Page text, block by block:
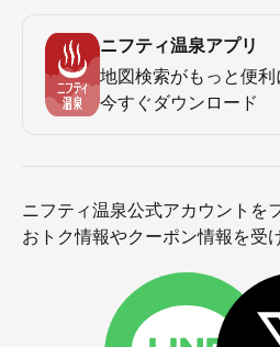
ニフティ温泉アプリ
地図検索がもっと便利
今すぐダウンロード
ニフティ温泉公式アカウントを
おトク情報やクーポン情報を受